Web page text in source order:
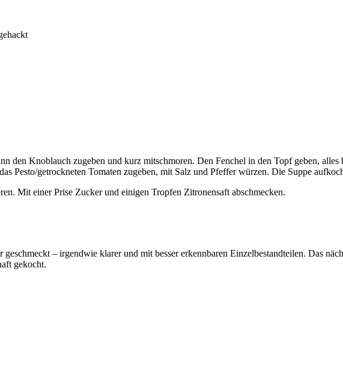
den Knoblauch zugeben und kurz mitschmoren. Den Fenchel in den Topf geben,
Pesto/getrockneten Tomaten zugeben, mit Salz und Pfeffer würzen. Die Suppe
Mit einer Prise Zucker und einigen Tropfen Zitronensaft abschmecken.
– irgendwie klarer und mit besser erkennbaren Einzelbestandteilen. Das
gekocht.